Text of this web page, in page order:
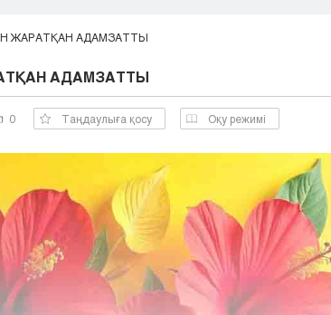
ЖАРАТҚАН АДАМЗАТТЫ
АДАМЗАТТЫ
0 Таңдаулыға қосу Оқу режимі